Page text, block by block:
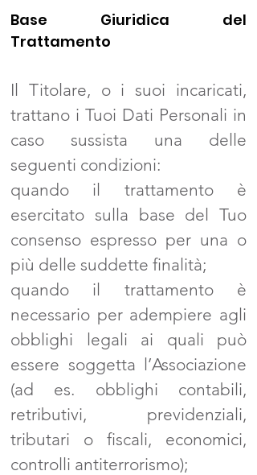
Base Giuridica del
Trattamento
Il Titolare, o i suoi incaricati,
trattano i Tuoi Dati Personali in
caso sussista una delle
seguenti condizioni:
quando il trattamento è
esercitato sulla base del Tuo
consenso espresso per una o
più delle suddette finalità;
quando il trattamento è
necessario per adempiere agli
obblighi legali ai quali può
essere soggetta l’Associazione
(ad es. obblighi contabili,
retributivi, previdenziali,
tributari o fiscali, economici,
controlli antiterrorismo);